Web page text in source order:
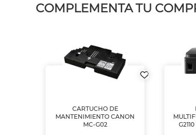
COMPLEMENTA TU
CARTUCHO DE
MANTENIMIENTO CANON
MC-G02